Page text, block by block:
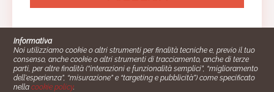
Informativa
Noi utilizziamo cookie o altri strumenti per finalità tecniche e, previo il tuo
consenso, anche cookie o altri strumenti di tracciamento, anche di terze
parti, per altre finalità (“interazioni e funzionalità semplici”, “miglioramento
dell'esperienza”, “misurazione” e “targeting e pubblicità”) come specificato
nellacookie policy.